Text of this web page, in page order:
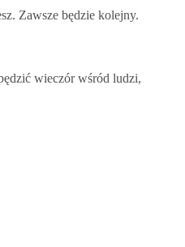
Zawsze będzie kolejny.
wieczór wśród ludzi,